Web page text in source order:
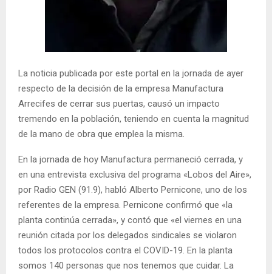
La noticia publicada por este portal en la jornada de ayer
respecto de la decisión de la empresa Manufactura
Arrecifes de cerrar sus puertas, causó un impacto
tremendo en la población, teniendo en cuenta la magnitud
de la mano de obra que emplea la misma.
En la jornada de hoy Manufactura permaneció cerrada, y
en una entrevista exclusiva del programa «Lobos del Aire»,
por Radio GEN (91.9), habló Alberto Pernicone, uno de los
referentes de la empresa. Pernicone confirmó que «la
planta continúa cerrada», y contó que «el viernes en una
reunión citada por los delegados sindicales se violaron
todos los protocolos contra el COVID-19. En la planta
somos 140 personas que nos tenemos que cuidar. La